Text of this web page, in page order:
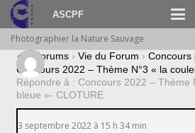
ASCPF
Photographier la Nature Sauvage
› Forums › Vie du Forum › Concours
Concours 2022 – Thème N°3 « la
Répondre à : Concours 2022 – Thème
bleue »- CLOTURE
3 septembre 2022 à 15 h 34 min